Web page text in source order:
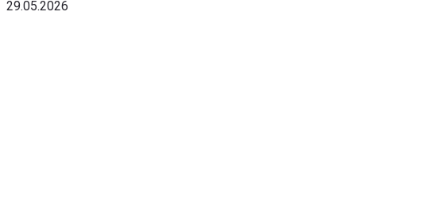
29.05.2026